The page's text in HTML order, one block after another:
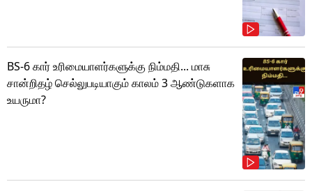
BS-6 கார் உரிமையாளர்களுக்கு நிம்மதி... மாசு
சான்றிதழ் செல்லுபடியாகும் காலம் 3 ஆண்டுகளாக
உயருமா?